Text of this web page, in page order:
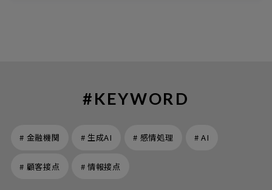
#KEYWORD
# 金融機関 # 生成AI # 感情処理 # AI
# 顧客接点 # 情報接点